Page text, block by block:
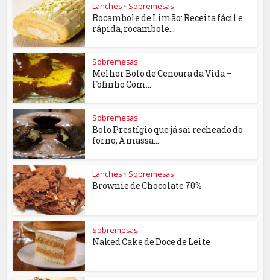
Lanches • Sobremesas
Rocambole de Limão: Receita fácil e
rápida, rocambole...
Sobremesas
Melhor Bolo de Cenoura da Vida –
Fofinho Com...
Sobremesas
Bolo Prestígio que já sai recheado do
forno; A massa...
Lanches • Sobremesas
Brownie de Chocolate 70%
Sobremesas
Naked Cake de Doce de Leite